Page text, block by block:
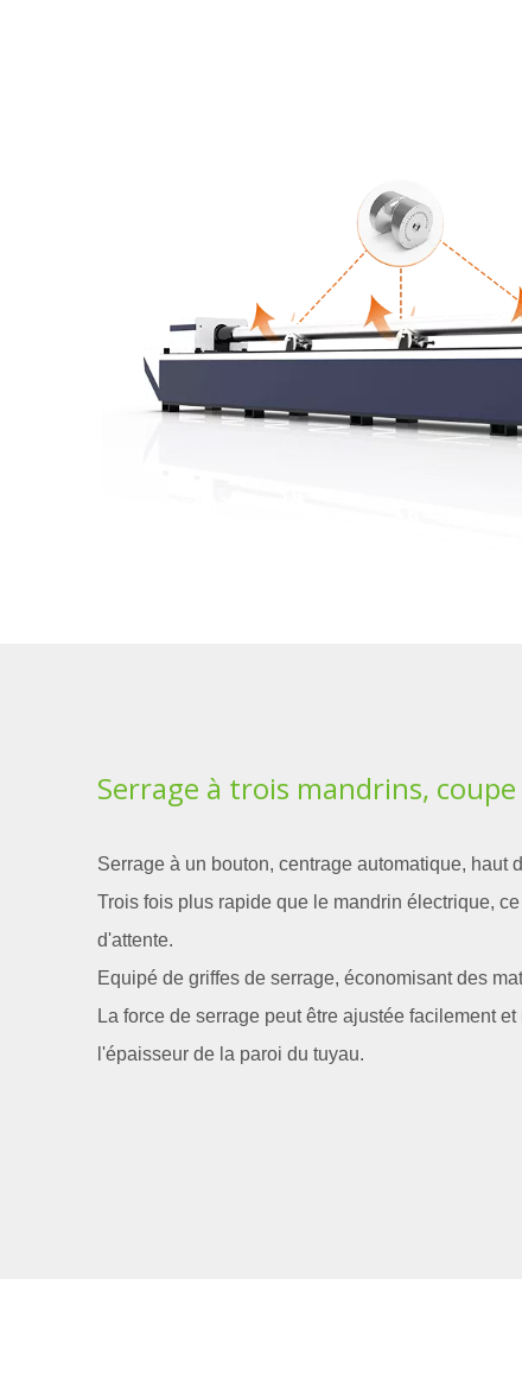
Serrage à trois mandrins,
Serrage à un bouton, centrage automatique, haut
Trois fois plus rapide que le mandrin électrique,
d'attente.
Equipé de griffes de serrage, économisant des
La force de serrage peut être ajustée facilement
l'épaisseur de la paroi du tuyau.